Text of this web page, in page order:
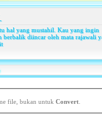
hal yang mustahil. Kau yang ingin
berbalik diincar oleh mata rajawali
file, bukan untuk Convert.